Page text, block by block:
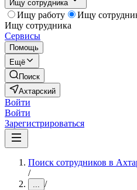
Ищу сотрудника
Ищу работу
Ищу
Ищу сотрудника
Сервисы
Помощь
Ещё
Поиск
Ахтарский
Войти
Войти
Зарегистрироваться
Поиск сотрудников в
/
... /